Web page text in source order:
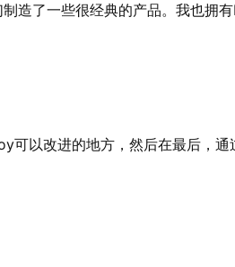
了一些很经典的产品。我也拥
以改进的地方，然后在最后，通